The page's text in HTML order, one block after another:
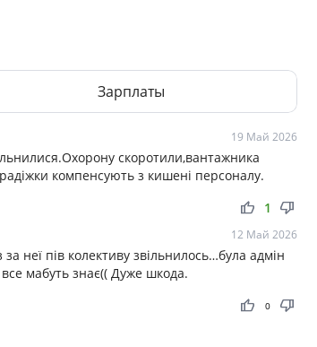
може купити товар і не бути
купила у нас товар на пряму від фабрики
Для отримання таких регалій, не потрібних
мережу наших магазинів.
групою, звичайно ж роз’яснять всі
Для клієнта ми створюємо зону
знайдемо максимально якісну та вигідну
Зарплаты
19 Май 2026
скоротили,вантажника
компенсують з кишені персоналу.
thumb_up thumb_down
1
12 Май 2026
неї пів колективу звільнилось…була адмін
мабуть знає(( Дуже шкода.
thumb_up thumb_down
0